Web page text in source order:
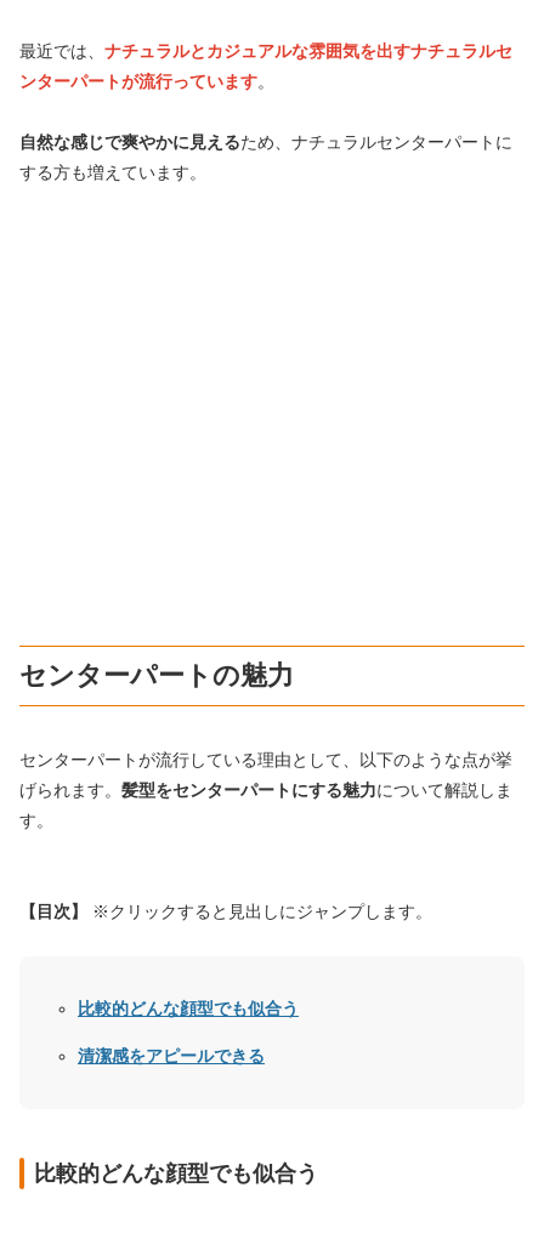
最近では、 ナチュラルとカジュアルな雰囲気を出すナチュラルセ
ンターパートが流行っています。
自然な感じで爽やかに見えるため、ナチュラルセンターパートに
する方も増えています。
センターパートの魅力
センターパートが流行している理由として、以下のような点が挙
げられます。 髪型をセンターパートにする魅力について解説しま
す。
【目次】 ※クリックすると見出しにジャンプします。
比較的どんな顔型でも似合う
清潔感をアピールできる
比較的どんな顔型でも似合う